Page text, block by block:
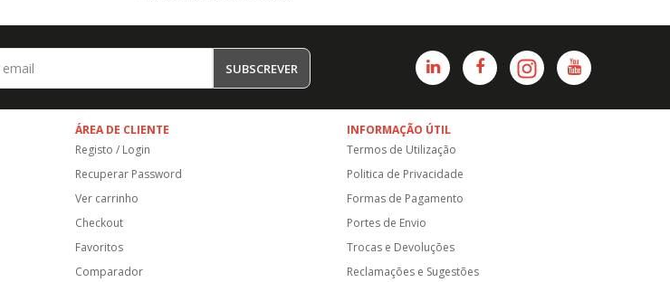
SUBSCREVER
ÁREA DE CLIENTE
Registo / Login
Recuperar Password
Ver carrinho
Checkout
Favoritos
Comparador
INFORMAÇÃO ÚTIL
Termos de Utilização
Politica de Privacidade
Formas de Pagamento
Portes de Envio
Trocas e Devoluções
Reclamações e Sugestões